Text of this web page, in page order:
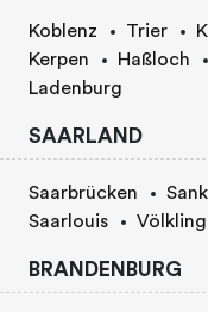
Koblenz Trier
Kerpen
Haßloch
Ladenburg
SAARLAND
Saarbrücken
Saarlouis
BRANDENBURG